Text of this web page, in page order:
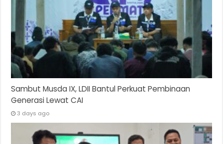
Sambut Musda IX, LDII Bantul Perkuat Pembinaan
Generasi Lewat CAI
3 days ago